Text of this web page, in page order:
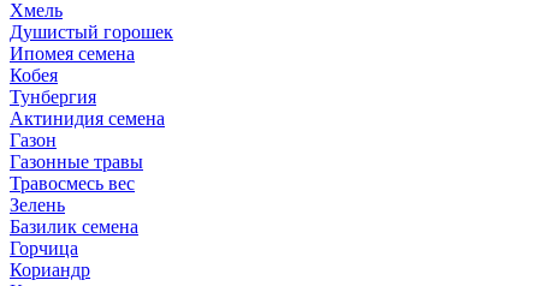
Хмель
Душистый горошек
Ипомея семена
Кобея
Тунбергия
Актинидия семена
Газон
Газонные травы
Травосмесь вес
Зелень
Базилик семена
Горчица
Кориандр